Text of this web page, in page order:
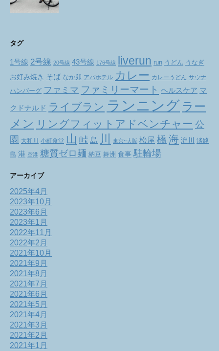
タグ
1号線 2号線 20号線 43号線 176号線 liverun run うどん うなぎ
お好み焼き そば なか卯 アパホテル カレー カレーうどん サウナ
ハンバーグ ファミマ ファミリーマート ヘルスケア マ
クドナルド ライブラン ランニング ラー
メン リングフィットアドベンチャー 公
園
大和川 小町食堂 山 峠 島 川 東京~大阪 松屋 橋 海 淀川
淡路
島 港 空港 糖質ゼロ麺 納豆 舞洲 食事 駐輪場
アーカイブ
2025年4月
2023年10月
2023年6月
2023年1月
2022年11月
2022年2月
2021年10月
2021年9月
2021年8月
2021年7月
2021年6月
2021年5月
2021年4月
2021年3月
2021年2月
2021年1月